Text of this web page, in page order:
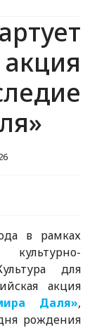
в рамках
для
акция
Даля»,
рождения